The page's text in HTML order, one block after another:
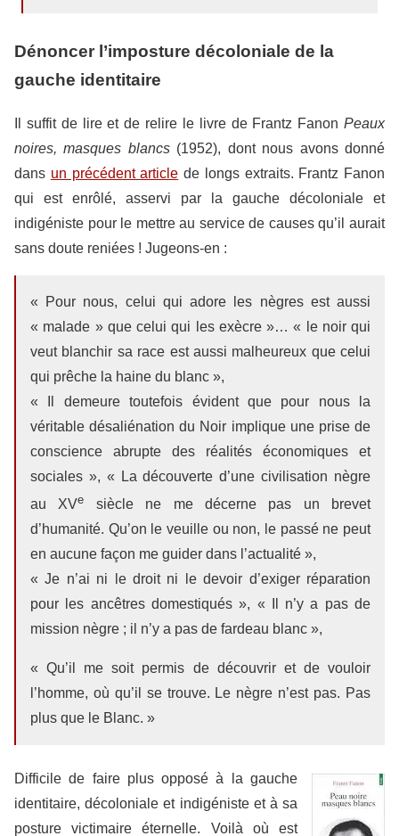
Dénoncer l’imposture décoloniale de la
gauche identitaire
Il suffit de lire et de relire le livre de Frantz Fanon Peaux
noires, masques blancs (1952), dont nous avons donné
dans un précédent article de longs extraits. Frantz Fanon
qui est enrôlé, asservi par la gauche décoloniale et
indigéniste pour le mettre au service de causes qu’il aurait
sans doute reniées ! Jugeons-en :
« Pour nous, celui qui adore les nègres est aussi
« malade » que celui qui les exècre »… « le noir qui
veut blanchir sa race est aussi malheureux que celui
qui prêche la haine du blanc »,
« Il demeure toutefois évident que pour nous la
véritable désaliénation du Noir implique une prise de
conscience abrupte des réalités économiques et
sociales », « La découverte d’une civilisation nègre
au XVe siècle ne me décerne pas un brevet
d’humanité. Qu’on le veuille ou non, le passé ne peut
en aucune façon me guider dans l’actualité »,
« Je n’ai ni le droit ni le devoir d’exiger réparation
pour les ancêtres domestiqués », « Il n’y a pas de
mission nègre ; il n’y a pas de fardeau blanc »,
« Qu’il me soit permis de découvrir et de vouloir
l’homme, où qu’il se trouve. Le nègre n’est pas. Pas
plus que le Blanc. »
Difficile de faire plus opposé à la gauche
identitaire, décoloniale et indigéniste et à sa
posture victimaire éternelle. Voilà où est